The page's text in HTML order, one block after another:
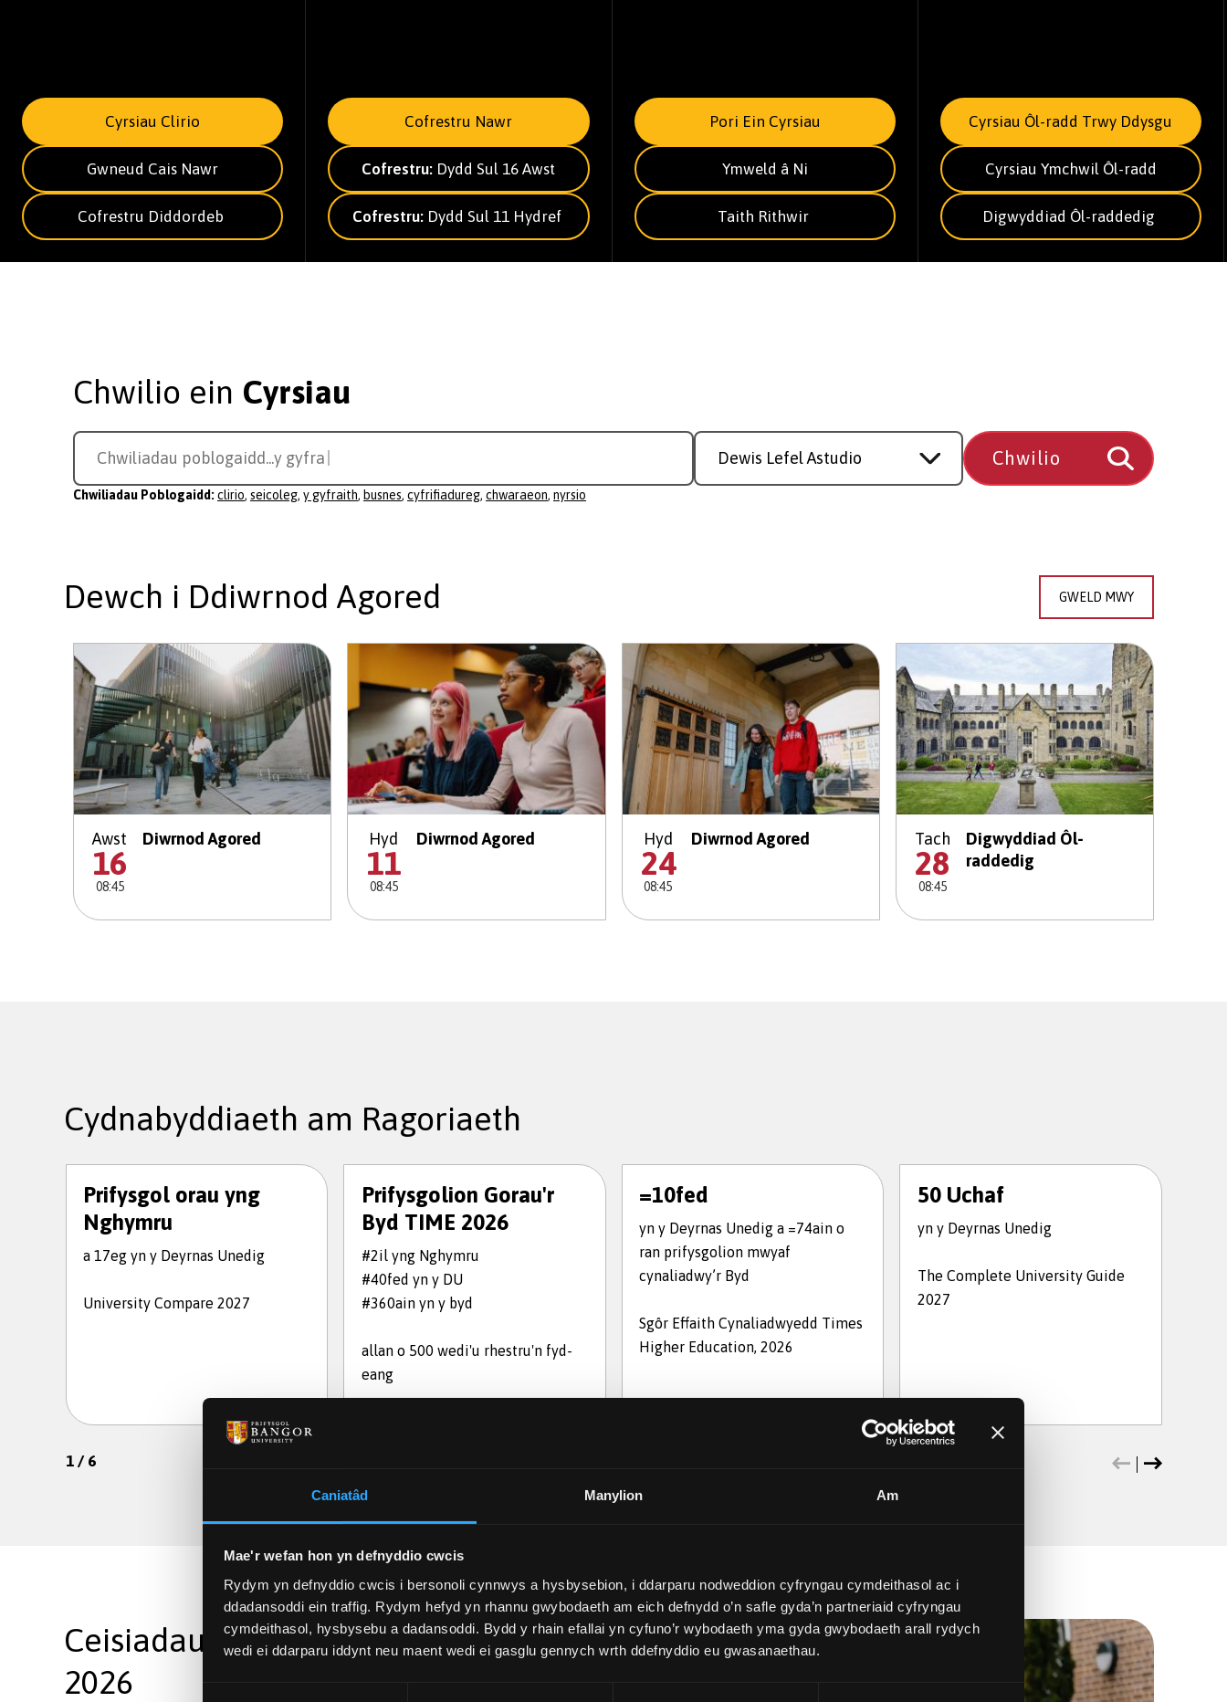
Caniatâd Manylion Am
Mae'r wefan hon yn defnyddio cwcis
Rydym yn defnyddio cwcis i bersonoli cynnwys a hysbysebion, i ddarparu nodweddion cyfryngau cymdeithasol ac i
ddadansoddi ein traffig. Rydym hefyd yn rhannu gwybodaeth am eich defnydd o’n safle gyda’n partneriaid cyfryngau
cymdeithasol, hysbysebu a dadansoddi. Bydd y rhain efallai yn cyfuno’r wybodaeth yma gyda gwybodaeth arall rydych
wedi ei ddarparu iddynt neu maent wedi ei gasglu gennych wrth ddefnyddio eu gwasanaethau.
Cyrsiau Clirio
Gwneud Cais Nawr
Cofrestru Diddordeb
Cofrestru Nawr
Cofrestru: Dydd Sul 16 Awst
Cofrestru:Dydd Sul 11 Hydref
Pori Ein Cyrsiau
Ymweld â Ni
Taith Rithwir
Cyrsiau Ôl-radd Trwy Ddysgu
Cyrsiau Ymchwil Ôl-radd
Digwyddiad Ôl-raddedig
Chwilio ein Cyrsiau
Search
a
Chwiliadau poblogaidd...busnes
Study
Level
Chwiliadau Poblogaidd: clirio, seicoleg, y gyfraith, busnes, cyfrifiadureg, chwaraeon, nyrsio
Dewch i Ddiwrnod Agored GWELD MWY
Awst
16
08:45
Diwrnod Agored Hyd
11
08:45
Diwrnod Agored Hyd
24
08:45
Diwrnod Agored Tach
28
08:45
Digwyddiad Ôl-
raddedig
Cydnabyddiaeth am Ragoriaeth
Prifysgol orau yng
Nghymru
a 17eg yn y Deyrnas Unedig
University Compare 2027
Prifysgolion Gorau'r
Byd TIME 2026
#2il yng Nghymru
#40fed yn y DU
#360ain yn y byd
allan o 500 wedi'u rhestru'n fyd-
eang
=10fed
yn y Deyrnas Unedig a =74ain o
ran prifysgolion mwyaf
cynaliadwy’r Byd
Sgôr Effaith Cynaliadwyedd Times
Higher Education, 2026
50 Uchaf
yn y Deyrnas Unedig
The Complete University Guide
2027
1/ 6
Ceisiadau dal ar agor ar gyfer
2026